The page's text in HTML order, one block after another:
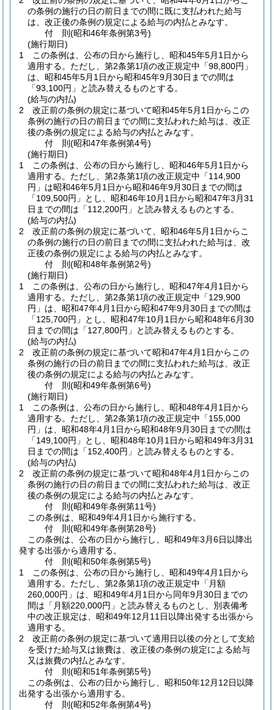
の条例の施行の日の前日までの間に既に支払われた給与
は、改正後の条例の規定による給与の内払とみなす。
付 則(昭和46年条例第3号)
(施行期日)
1
この条例は、公布の日から施行し、昭和45年5月1日から
適用する。 ただし、第2条第1項の改正規定中「98,800円」
は、昭和45年5月1日から昭和45年9月30日までの間は
「93,100円」と読み替えるものとする。
(給与の内払)
2
改正前の条例の規定に基づいて昭和45年5月1日からこの
条例の施行の日の前日までの間に支払われた給与は、改正
後の条例の規定による給与の内払とみなす。
付 則(昭和47年条例第4号)
(施行期日)
1
この条例は、公布の日から施行し、昭和46年5月1日から
適用する。 ただし、第2条第1項の改正規定中「114,900
円」は昭和46年5月1日から昭和46年9月30日までの間は
「109,500円」とし、昭和46年10月1日から昭和47年3月31
日までの間は「112,200円」と読み替えるものとする。
(給与の内払)
2
改正前の条例の規定に基づいて、昭和46年5月1日からこ
の条例の施行の日の前日までの間に支払われた給与は、改
正後の条例の規定による給与の内払とみなす。
付 則(昭和48年条例第2号)
(施行期日)
1
この条例は、公布の日から施行し、昭和47年4月1日から
適用する。 ただし、第2条第1項の改正規定中「129,900
円」は、昭和47年4月1日から昭和47年9月30日までの間は
「125,700円」とし、昭和47年10月1日から昭和48年6月30
日までの間は「127,800円」と読み替えるものとする。
(給与の内払)
2
改正前の条例の規定に基づいて昭和47年4月1日からこの
条例の施行の日の前日までの間に支払われた給与は、改正
後の条例の規定による給与の内払とみなす。
付 則(昭和49年条例第6号)
(施行期日)
1
この条例は、公布の日から施行し、昭和48年4月1日から
適用する。 ただし、第2条第1項の改正規定中「155,000
円」は、昭和48年4月1日から昭和48年9月30日までの間は
「149,100円」とし、昭和48年10月1日から昭和49年3月31
日までの間は「152,400円」と読み替えるものとする。
(給与の内払)
2
改正前の条例の規定に基づいて昭和48年4月1日からこの
条例の施行の日の前日までの間に支払われた給与は、改正
後の条例の規定による給与の内払とみなす。
付 則(昭和49年条例第11号)
この条例は、昭和49年4月1日から施行する。
付 則(昭和49年条例第28号)
この条例は、公布の日から施行し、昭和49年3月6日以降出
発する出張から適用する。
付 則(昭和50年条例第5号)
1
この条例は、公布の日から施行し、昭和49年4月1日から
適用する。 ただし、第2条第1項の改正規定中「月額
260,000円」は、昭和49年4月1日から同年9月30日までの
間は「月額220,000円」と読み替えるものとし、別表備考
中の改正規定は、昭和49年12月11日以降出発する出張から
適用する。
2
改正前の条例の規定に基づいて適用日以後の分として支給
を受けた給与又は旅費は、改正後の条例の規定による給与
又は旅費の内払とみなす。
付 則(昭和51年条例第5号)
この条例は、公布の日から施行し、昭和50年12月12日以降
出発する出張から適用する。
付 則(昭和52年条例第4号)